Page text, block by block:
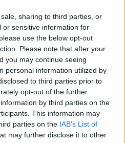
sharing to third parties, or
or sensitive information for
use the below opt-out
Please note that after your
you may continue seeing
personal information utilized by
to third parties prior to
opt-out of the further
by third parties on the
This information may
parties on the IAB’s List of
may further disclose it to other
dei lavoratori, delle
E occorre dire che i
non deviano dalla
Dpfp che prevede
2,8% nel 2026, al 2,6%
, e una dinamica del
dal 2027.